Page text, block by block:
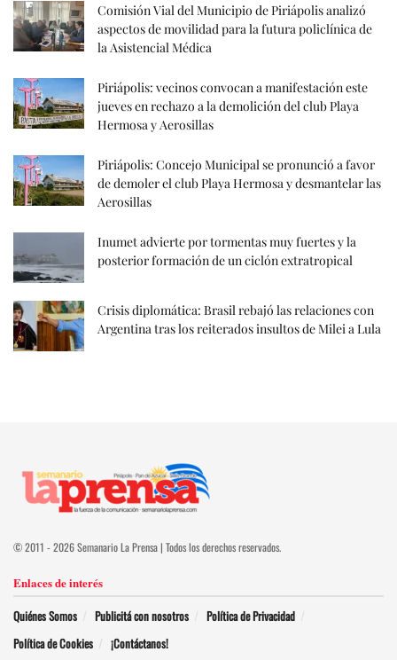
Comisión Vial del Municipio de Piriápolis analizó
aspectos de movilidad para la futura policlínica de
la Asistencial Médica
Piriápolis: vecinos convocan a manifestación este
jueves en rechazo a la demolición del club Playa
Hermosa y Aerosillas
Piriápolis: Concejo Municipal se pronunció a favor
de demoler el club Playa Hermosa y desmantelar las
Aerosillas
Inumet advierte por tormentas muy fuertes y la
posterior formación de un ciclón extratropical
Crisis diplomática: Brasil rebajó las relaciones con
Argentina tras los reiterados insultos de Milei a Lula
© 2011 - 2026 Semanario La Prensa | Todos los derechos reservados.
Enlaces de interés
Quiénes Somos Publicitá con nosotros
Política de Privacidad
Política de Cookies
¡Contáctanos!